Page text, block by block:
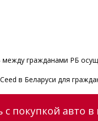
гражданами РБ
в Беларуси для
покупкой авто в